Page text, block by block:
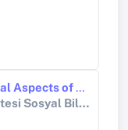
Bilateral and Regional Aspects of Azerbaijan-Kazakhstan Relations
Dumlupınar Üniversitesi Sosyal Bilimler Dergisi